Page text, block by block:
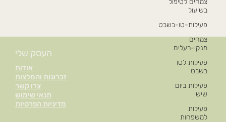
צמחים לטיפול
בשיעול
פעילות-טו-בשבט
צמחים
מנקי-רעלים
פעילות לטו
בשבט
פעילות ביום
שישי
פעילות
למשפחות
אודות
זכרונות והמלצות
צרו קשר
תנאי שימוש
מדיניות הפרטיות
העסק שלי